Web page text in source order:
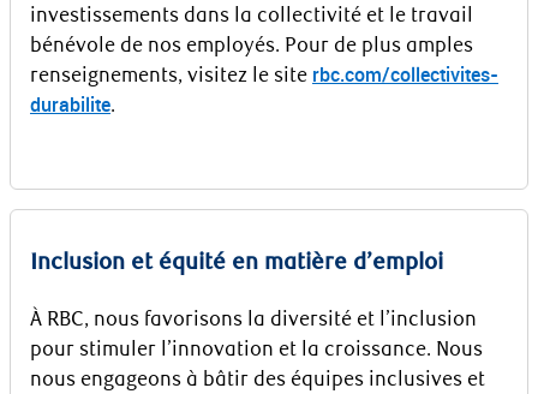
investissements dans la collectivité et le travail
bénévole de nos employés. Pour de plus amples
renseignements, visitez le site rbc.com/collectivites-
durabilite.
Inclusion et équité en matière d’emploi
À RBC, nous favorisons la diversité et l’inclusion
pour stimuler l’innovation et la croissance. Nous
nous engageons à bâtir des équipes inclusives et